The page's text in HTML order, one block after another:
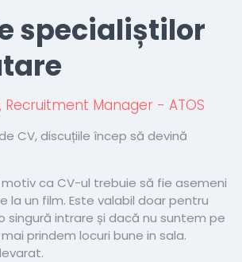
specialiștilor
Recruitment Manager - ATOS
CV, discuțiile încep să devină
motiv ca CV-ul trebuie să fie asemeni
la un film. Este valabil doar pentru
singură intrare și dacă nu suntem pe
prindem locuri bune in sala.